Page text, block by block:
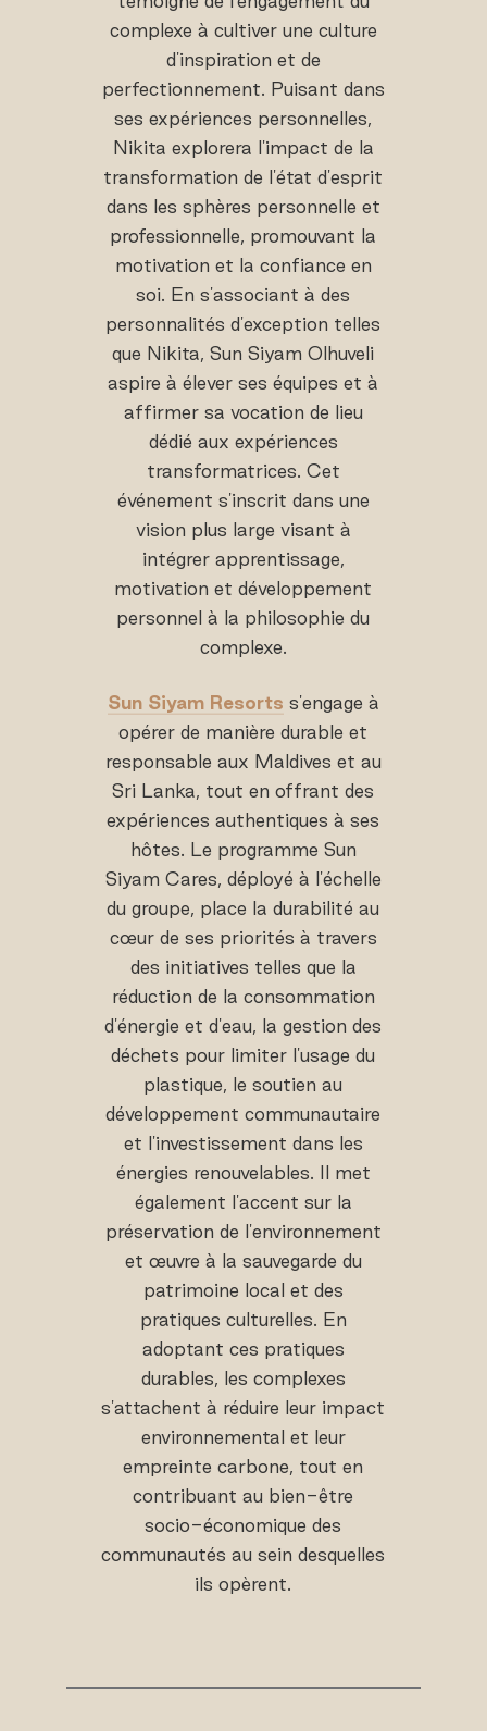
complexe à cultiver une culture
d'inspiration et de
perfectionnement. Puisant dans
ses expériences personnelles,
Nikita explorera l'impact de la
transformation de l'état d'esprit
dans les sphères personnelle et
professionnelle, promouvant la
motivation et la confiance en
soi. En s'associant à des
personnalités d'exception telles
que Nikita, Sun Siyam Olhuveli
aspire à élever ses équipes et à
affirmer sa vocation de lieu
dédié aux expériences
transformatrices. Cet
événement s'inscrit dans une
vision plus large visant à
intégrer apprentissage,
motivation et développement
personnel à la philosophie du
complexe.
Sun Siyam Resorts s'engage à
opérer de manière durable et
responsable aux Maldives et au
Sri Lanka, tout en offrant des
expériences authentiques à ses
hôtes. Le programme Sun
Siyam Cares, déployé à l'échelle
du groupe, place la durabilité au
cœur de ses priorités à travers
des initiatives telles que la
réduction de la consommation
d'énergie et d'eau, la gestion des
déchets pour limiter l'usage du
plastique, le soutien au
développement communautaire
et l'investissement dans les
énergies renouvelables. Il met
également l'accent sur la
préservation de l'environnement
et œuvre à la sauvegarde du
patrimoine local et des
pratiques culturelles. En
adoptant ces pratiques
durables, les complexes
s'attachent à réduire leur impact
environnemental et leur
empreinte carbone, tout en
contribuant au bien-être
socio-économique des
communautés au sein desquelles
ils opèrent.